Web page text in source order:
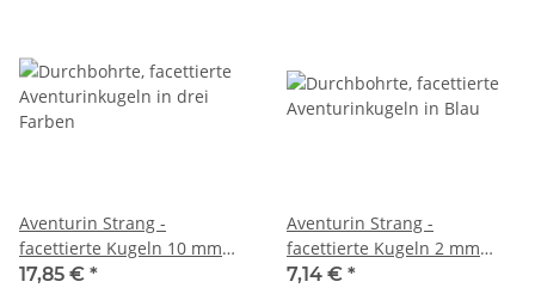
Aventurin Strang -
facettierte Kugeln 10 mm
tricolor, silber schimmernd,
17,85 € *
Aventurin Strang -
facettierte Kugeln 2 mm
Blautöne, Länge 39 cm /7660
7,14 € *